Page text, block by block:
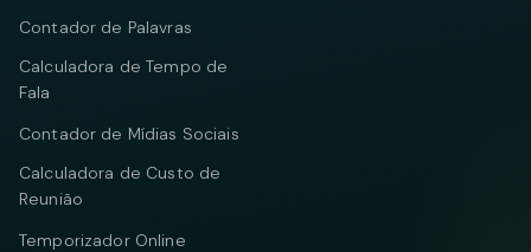
Contador de Palavras
Calculadora de Tempo de
Fala
Contador de Mídias Sociais
Calculadora de Custo de
Reunião
Temporizador Online